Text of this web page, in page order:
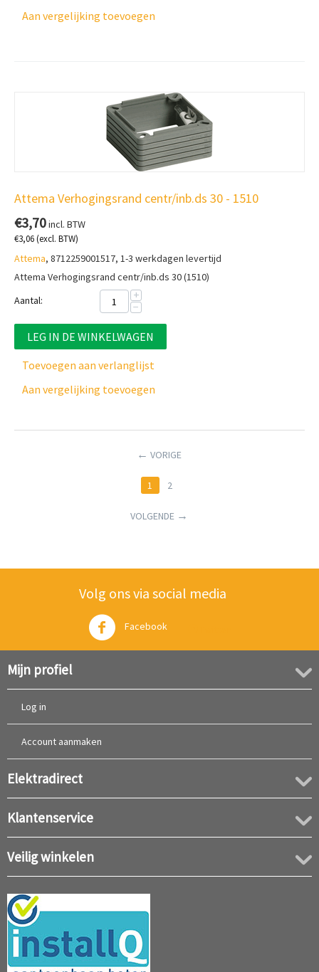
Aan vergelijking toevoegen
Attema Verhogingsrand centr/inb.ds 30 - 1510
€3,70incl. BTW
€3,06(excl. BTW)
Attema, 8712259001517, 1-3 werkdagen levertijd
Attema Verhogingsrand centr/inb.ds 30 (1510)
Aantal:
+
−
LEG IN DE WINKELWAGEN
Toevoegen aan verlanglijst
Aan vergelijking toevoegen
VORIGE
1 2
VOLGENDE
Volg ons via social media
Facebook
Mijn profiel
Log in
Account aanmaken
Elektradirect
Klantenservice
Veilig winkelen